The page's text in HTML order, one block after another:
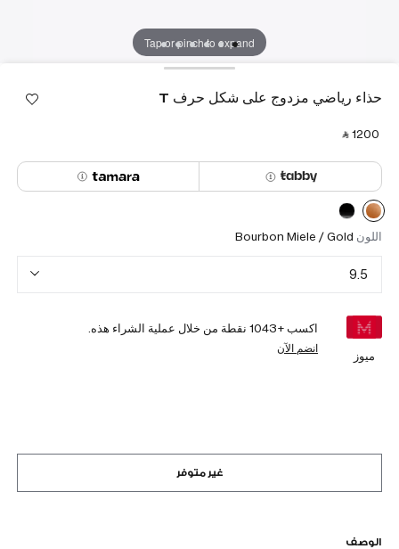
Tap or pinch to expand
حذاء رياضي مزدوج على شكل حرف T
‎ ⃁ ⁦1200⁩ ‎
اللون Bourbon Miele / Gold
9.5
ميوز
اكسب +1043 نقطة من خلال عملية الشراء هذه.
انضم الآن
غير متوفر
الوصف